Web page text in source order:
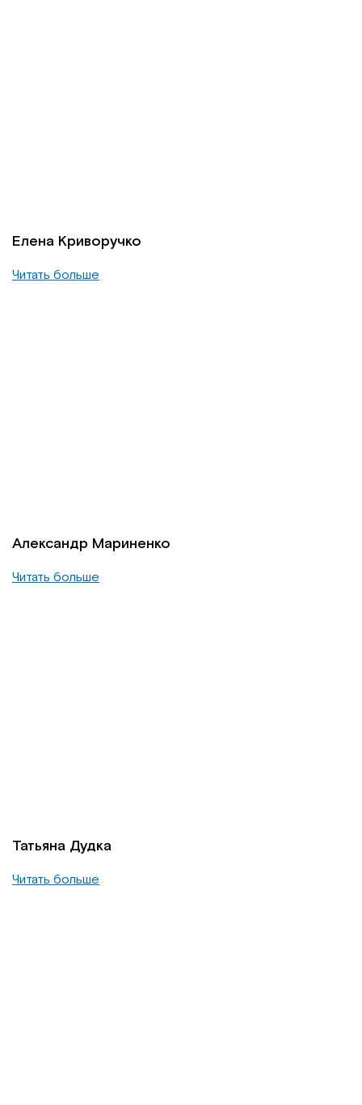
Елена Криворучко
Читать больше
Александр Мариненко
Читать больше
Татьяна Дудка
Читать больше